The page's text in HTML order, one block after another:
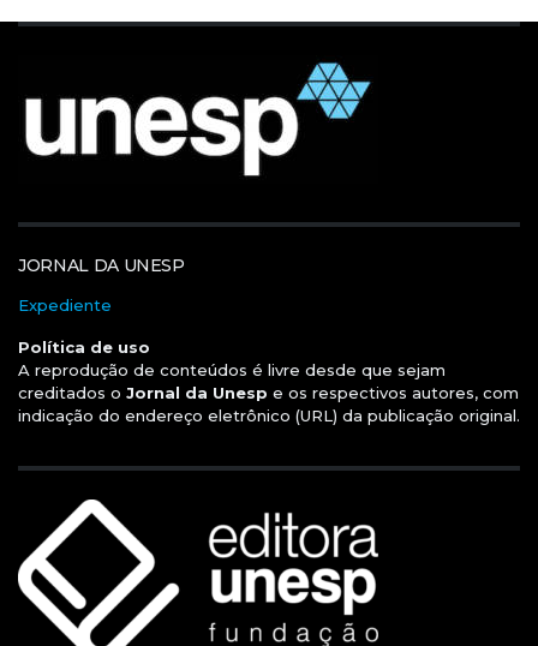
JORNAL DA UNESP
Expediente
Política de uso
A reprodução de conteúdos é livre desde que sejam
creditados o Jornal da Unesp e os respectivos autores, com
indicação do endereço eletrônico (URL) da publicação original.